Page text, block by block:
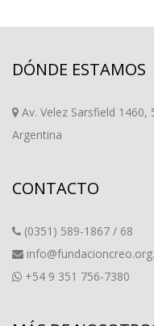
DÓNDE ESTAMOS
Av. Velez Sarsfield 1460,
Argentina
CONTACTO
(0351) 589-1867 / 68
+54 9 351 756-7380